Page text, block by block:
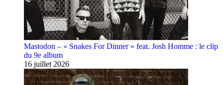
Mastodon – « Snakes For Dinner » feat. Josh Homme : le clip
du 9e album
16 juillet 2026